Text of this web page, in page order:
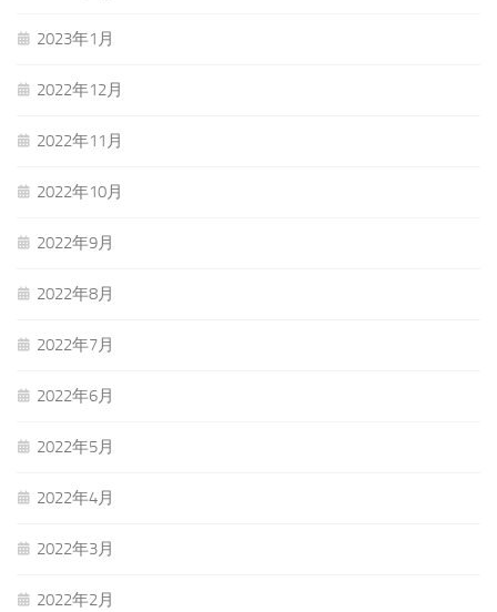
2023年1月
2022年12月
2022年11月
2022年10月
2022年9月
2022年8月
2022年7月
2022年6月
2022年5月
2022年4月
2022年3月
2022年2月